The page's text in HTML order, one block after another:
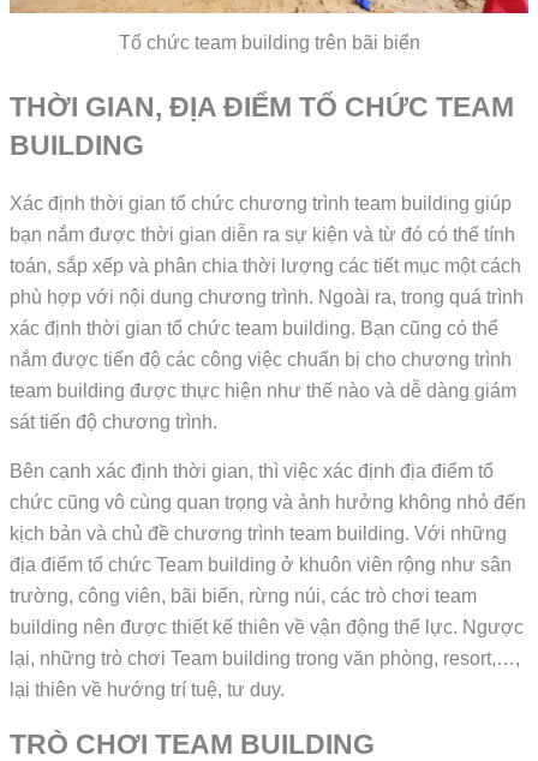
Tổ chức team building trên bãi biển
THỜI GIAN, ĐỊA ĐIỂM TỔ CHỨC TEAM
BUILDING
Xác định thời gian tổ chức chương trình team building giúp
bạn nắm được thời gian diễn ra sự kiện và từ đó có thể tính
toán, sắp xếp và phân chia thời lượng các tiết mục một cách
phù hợp với nội dung chương trình. Ngoài ra, trong quá trình
xác định thời gian tổ chức team building. Bạn cũng có thể
nắm được tiến độ các công việc chuẩn bị cho chương trình
team building được thực hiện như thế nào và dễ dàng giám
sát tiến độ chương trình.
Bên cạnh xác định thời gian, thì việc xác định địa điểm tổ
chức cũng vô cùng quan trọng và ảnh hưởng không nhỏ đến
kịch bản và chủ đề chương trình team building. Với những
địa điểm tổ chức Team building ở khuôn viên rộng như sân
trường, công viên, bãi biển, rừng núi, các trò chơi team
building nên được thiết kế thiên về vận động thể lực. Ngược
lại, những trò chơi Team building trong văn phòng, resort,…,
lại thiên về hướng trí tuệ, tư duy.
TRÒ CHƠI TEAM BUILDING